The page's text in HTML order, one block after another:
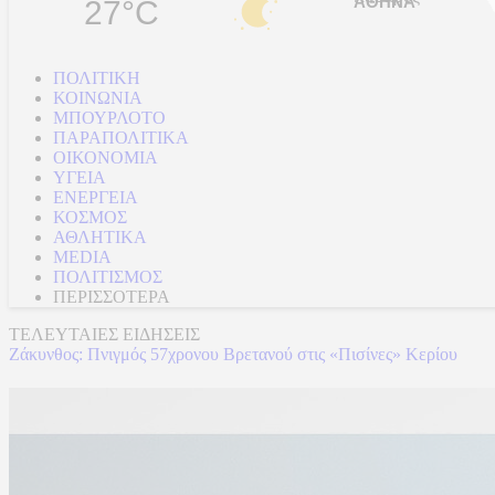
27°C
ΠΟΛΙΤΙΚΗ
ΚΟΙΝΩΝΙΑ
ΜΠΟΥΡΛΟΤΟ
ΠΑΡΑΠΟΛΙΤΙΚΑ
ΟΙΚΟΝΟΜΙΑ
ΥΓΕΙΑ
ΕΝΕΡΓΕΙΑ
ΚΟΣΜΟΣ
ΑΘΛΗΤΙΚΑ
MEDIA
ΠΟΛΙΤΙΣΜΟΣ
ΠΕΡΙΣΣΟΤΕΡΑ
ΤΕΛΕΥΤΑΙΕΣ ΕΙΔΗΣΕΙΣ
Ζάκυνθος: Πνιγμός 57χρονου Βρετανού στις «Πισίνες» Κερίου